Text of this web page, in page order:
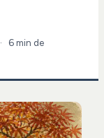
·
6 min de